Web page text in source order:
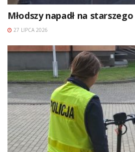
Młodszy napadł na starszego
27 LIPCA 2026